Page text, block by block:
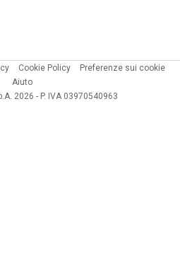
Cookie Policy
Preferenze sui cookie
Aiuto
2026 - P. IVA 03970540963